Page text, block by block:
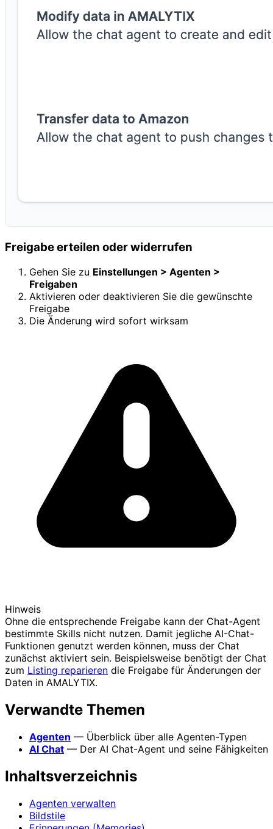
Freigabe erteilen oder widerrufen
Gehen Sie zu Einstellungen > Agenten >
Freigaben
Aktivieren oder deaktivieren Sie die gewünschte
Freigabe
Die Änderung wird sofort wirksam
Hinweis
Ohne die entsprechende Freigabe kann der Chat-Agent
bestimmte Skills nicht nutzen. Damit jegliche AI-Chat-
Funktionen genutzt werden können, muss der Chat
zunächst aktiviert sein. Beispielsweise benötigt der Chat
zum Listing reparieren die Freigabe für Änderungen der
Daten in AMALYTIX.
Verwandte Themen
Agenten — Überblick über alle Agenten-Typen
AI Chat — Der AI Chat-Agent und seine Fähigkeiten
Inhaltsverzeichnis
Agenten verwalten
Bildstile